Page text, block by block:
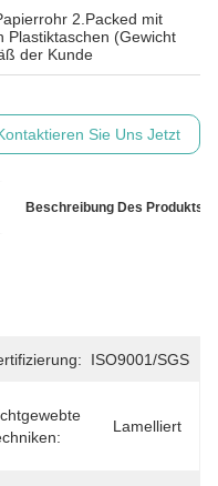
2.Packed mit
Plastiktaschen (Gewicht
der Kunde
Sie Uns Jetzt
Beschreibung Des Produkts
ISO9001/SGS
Lamelliert